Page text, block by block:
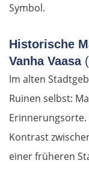
Symbol.
Historische
Vanha Vaasa
Im alten
Ruinen selbst:
Kontrast
einer früheren
Arad
Ungarn
Szeged
Baja